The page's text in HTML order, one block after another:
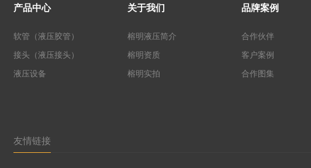
产品中心
软管（液压胶管）
接头（液压接头）
液压设备
关于我们
榕明液压简介
榕明资质
榕明实拍
品牌案例
合作伙伴
客户案例
合作图集
友情链接